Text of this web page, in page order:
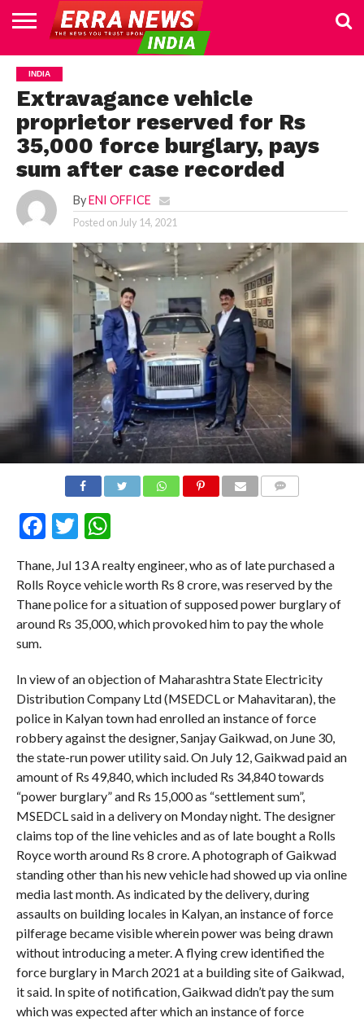
HOME
POLITICS
NEWS
BUSINESS
CULTURE
NATIONAL
SPORTS
LIFESTYLE
TRAVEL
OPINION
BREAKING
NEWS
ENTERTAINMENT
WORLD
CRIME
JOIN
US
INDIA
Extravagance vehicle
proprietor reserved for Rs
35,000 force burglary, pays
sum after case recorded
By ENI OFFICE
Posted on July 14, 2021
Facebook
Twitter
WhatsApp
Thane, Jul 13 A realty engineer, who as of late purchased a
Rolls Royce vehicle worth Rs 8 crore, was reserved by the
Thane police for a situation of supposed power burglary of
around Rs 35,000, which provoked him to pay the whole
sum.
In view of an objection of Maharashtra State Electricity
Distribution Company Ltd (MSEDCL or Mahavitaran), the
police in Kalyan town had enrolled an instance of force
robbery against the designer, Sanjay Gaikwad, on June 30,
the state-run power utility said. On July 12, Gaikwad paid an
amount of Rs 49,840, which included Rs 34,840 towards
“power burglary” and Rs 15,000 as “settlement sum”,
MSEDCL said in a delivery on Monday night. The designer
claims top of the line vehicles and as of late bought a Rolls
Royce worth around Rs 8 crore. A photograph of Gaikwad
standing other than his new vehicle had showed up via online
media last month. As indicated by the delivery, during
assaults on building locales in Kalyan, an instance of force
pilferage became visible wherein power was being drawn
without introducing a meter. A flying crew identified the
force burglary in March 2021 at a building site of Gaikwad,
it said. In spite of notification, Gaikwad didn’t pay the sum
which was expected after which an instance of force